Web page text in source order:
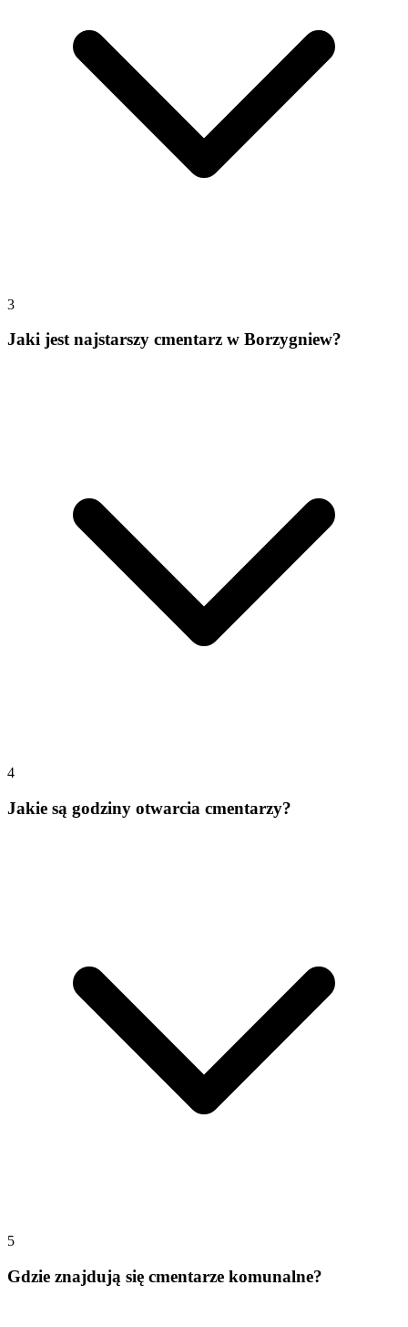
3
Jaki jest najstarszy cmentarz w Borzygniew?
4
Jakie są godziny otwarcia cmentarzy?
5
Gdzie znajdują się cmentarze komunalne?